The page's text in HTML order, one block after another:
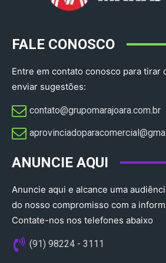
FALE CONOSCO
Entre em contato conosco para tirar
enviar sugestões:
contato@grupomarajoara.com.br
ANUNCIE AQUI
Anuncie aqui e alcance uma
do nosso compromisso com a
Contate-nos nos telefones abaixo
(91) 98224 - 3111